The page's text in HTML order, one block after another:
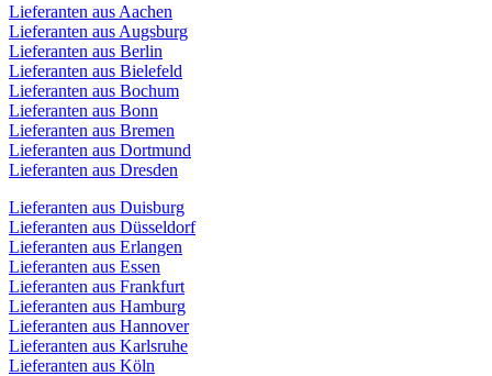
Lieferanten aus Aachen
Lieferanten aus Augsburg
Lieferanten aus Berlin
Lieferanten aus Bielefeld
Lieferanten aus Bochum
Lieferanten aus Bonn
Lieferanten aus Bremen
Lieferanten aus Dortmund
Lieferanten aus Dresden
Lieferanten aus Duisburg
Lieferanten aus Düsseldorf
Lieferanten aus Erlangen
Lieferanten aus Essen
Lieferanten aus Frankfurt
Lieferanten aus Hamburg
Lieferanten aus Hannover
Lieferanten aus Karlsruhe
Lieferanten aus Köln